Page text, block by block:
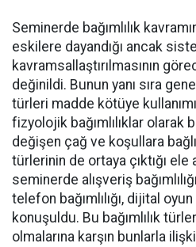
Seminerde bağımlılık
eskilere dayandığı ancak
kavramsallaştırılmasının
değinildi. Bunun yanı sıra
türleri madde kötüye
fizyolojik bağımlılıklar olarak
değişen çağ ve koşullara bağlı
türlerinin de ortaya çıktığı ele
seminerde alışveriş
telefon bağımlılığı, dijital oyun
konuşuldu. Bu bağımlılık
olmalarına karşın bunlarla